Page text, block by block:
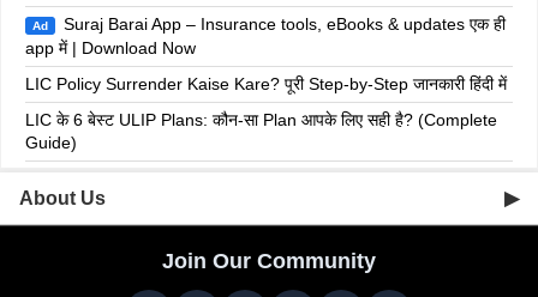
Ad
Suraj Barai App – Insurance tools, eBooks & updates एक ही
app में | Download Now
LIC Policy Surrender Kaise Kare? पूरी Step-by-Step जानकारी हिंदी में
LIC के 6 बेस्ट ULIP Plans: कौन-सा Plan आपके लिए सही है? (Complete
Guide)
About Us ▶
individuals and families choose the right insurance coverage for
their needs. He provides professional guidance in selecting
Join Our Community